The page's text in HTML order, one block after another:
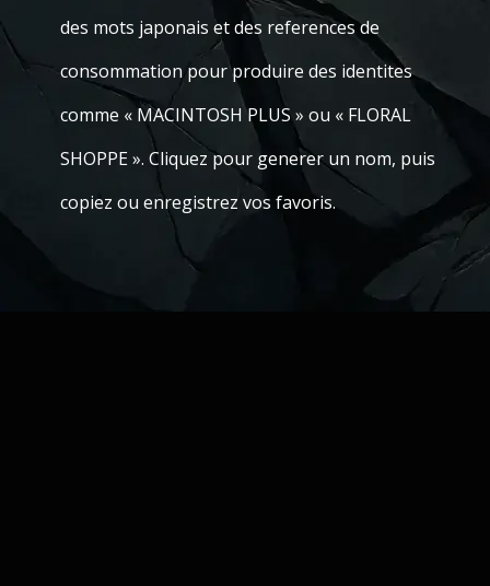
des mots japonais et des references de
consommation pour produire des identites
comme « MACINTOSH PLUS » ou « FLORAL
SHOPPE ». Cliquez pour generer un nom, puis
copiez ou enregistrez vos favoris.